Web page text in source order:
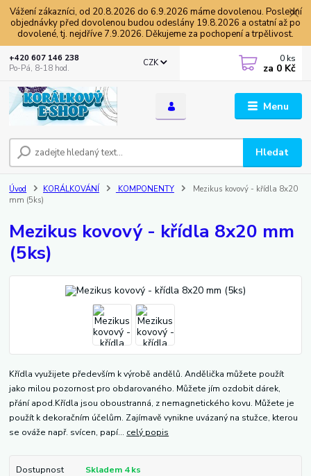
Vážení zákazníci, od 20.8.2026 do 6.9.2026 máme dovolenou. Poslední
objednávky před dovolenou budou odeslány 19.8.2026 a ostatní až po
dovolené, tj. nejdříve 7.9.2026. Děkujeme za pochopení a trpělivost.
Menu
CZK
Hledat
+420 607 146 238
Po-Pá, 8-18 hod.
0 ks
za 0 Kč
Úvod KORÁLKOVÁNÍ KOMPONENTY
Mezikus kovový - křídla 8x20
mm (5ks)
Mezikus kovový - křídla 8x20 mm
(5ks)
Křídla využijete především k výrobě andělů. Andělička můžete použít
jako milou pozornost pro obdarovaného. Můžete jím ozdobit dárek,
přání apod.Křídla jsou oboustranná, z nemagnetického kovu. Můžete je
použít k dekoračním účelům. Zajímavě vynikne uvázaný na stužce, kterou
se ováže např. svícen, papí... celý popis
Dostupnost Skladem 4 ks